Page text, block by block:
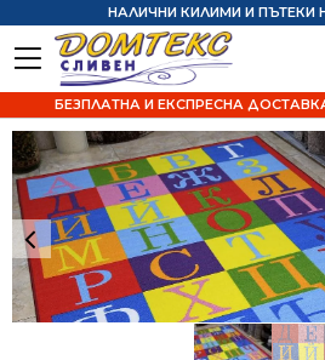
НАЛИЧНИ КИЛИМИ И ПЪТЕКИ
БЕЗПЛАТНА И ЕКСПРЕСНА